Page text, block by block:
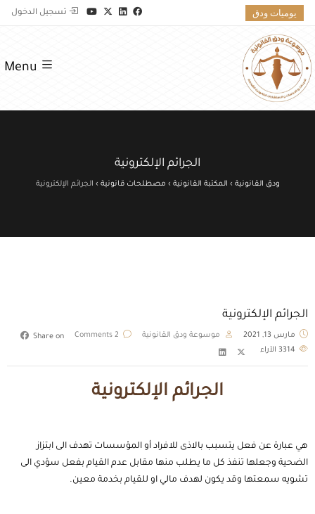
يوميات ودق تسجيل الدخول
Menu
الجرائم الإلكترونية
ودق القانونية › المكتبة القانونية › مصطلحات قانونية › الجرائم الإلكترونية
الجرائم الإلكترونية
مارس 13, 2021 موسوعة ودق القانونية
2 Comments
الآراء
Share on
الجرائم الإلكترونية
هي عبارة عن فعل يتسبب بالاذى للافراد أو المؤسسات تهدف الى ابتزاز
الضحية وجعلها تنفذ كل ما يطلب منها مقابل عدم القيام بفعل سؤدي الى
تشويه سمعتها وقد يكون لهدف مالي او للقيام بخدمة معين.